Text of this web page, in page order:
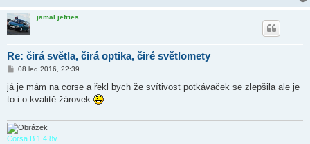
jamal.jefries
Re: čirá světla, čirá optika, čiré světlomety
P
í
s
p
e
k
08 led 2016, 22:39
já je mám na corse a řekl bych že svítivost potkávaček se zlepšila ale je
to i o kvalitě žárovek
Corsa B 1.4 8v